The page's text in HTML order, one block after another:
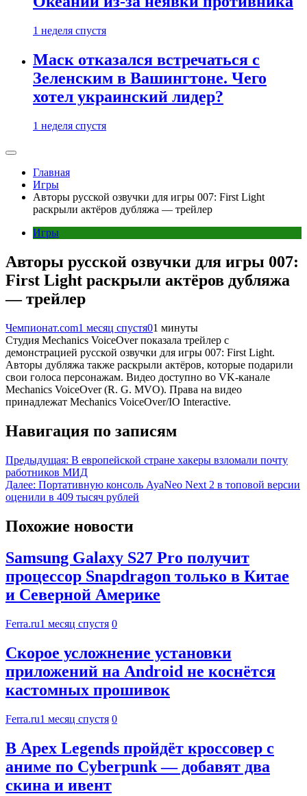
1 неделя спустя
Маск отказался встречаться с
Зеленским в Вашингтоне. Чего
хотел украинский лидер?
1 неделя спустя
Главная
Игры
Авторы русской озвучки для игры 007: First Light
раскрыли актёров дубляжа — трейлер
Игры
Авторы русской озвучки для игры 007:
First Light раскрыли актёров дубляжа
— трейлер
Чемпионат.com1 месяц спустя01 минуты
Студия Mechanics VoiceOver показала трейлер с
демонстрацией русской озвучки для игры 007: First Light.
Авторы дубляжа также раскрыли актёров, которые подарили
свои голоса персонажам. Видео доступно во VK-канале
Mechanics VoiceOver (R. G. MVO). Права на видео
принадлежат Mechanics VoiceOver/IO Interactive.
Навигация по записям
Предыдущая: В европейской стране хакеры взломали почту
работников МИД
Далее: Портативную консоль AyaNeo Next 2 в топовой версии
оценили в 409 тысяч рублей
Похожие новости
Samsung Galaxy S27 Pro получит
процессор Snapdragon только в Китае
и Северной Америке
Ferra.ru1 месяц спустя 0
Скорое усложнение установки
приложений на Android не коснётся
кастомных прошивок
Ferra.ru1 месяц спустя 0
В Apex Legends пройдёт кроссовер с
аниме по Cyberpunk — добавят два
скина и ивент